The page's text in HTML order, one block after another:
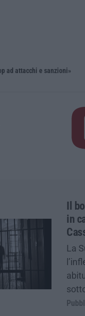
ad attacchi e sanzioni»
Il
in
La